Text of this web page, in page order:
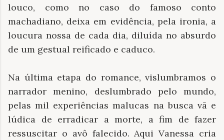
louco, como no caso do famoso conto
machadiano, deixa em evidência, pela ironia, a
loucura nossa de cada dia, diluída no absurdo
de um gestual reificado e caduco.
Na última etapa do romance, vislumbramos o
narrador menino, deslumbrado pelo mundo,
pelas mil experiências malucas na busca vã e
lúdica de erradicar a morte, a fim de fazer
ressuscitar o avô falecido. Aqui Vanessa cria